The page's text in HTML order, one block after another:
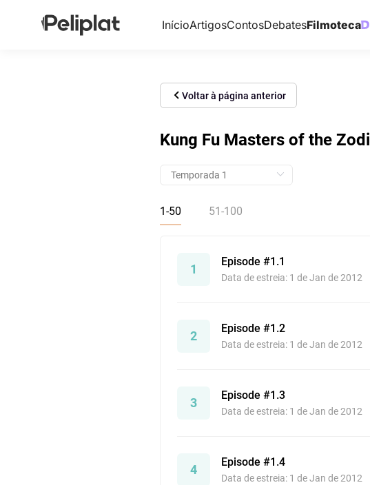
InícioArtigosContosDebatesFilmoteca
Voltar à página anterior
Kung Fu Masters of the
1-50 51-100
1
Episode #1.1
Data de estreia: 1 de Jan de 2012
2
Episode #1.2
Data de estreia: 1 de Jan de 2012
3
Episode #1.3
Data de estreia: 1 de Jan de 2012
4
Episode #1.4
Data de estreia: 1 de Jan de 2012